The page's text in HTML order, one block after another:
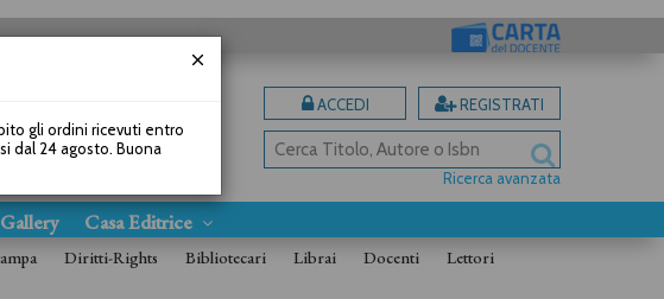
ACCEDI REGISTRATI
Ricerca avanzata
Gallery Casa Editrice
Diritti-Rights Bibliotecari Librai Docenti Lettori
gli ordini ricevuti entro
dal 24 agosto. Buona